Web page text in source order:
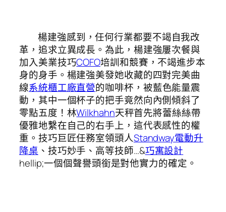
楊建強感到，任何行業都要不竭自我改
革，追求立異成長。為此，楊建強屢次餐與
加入美業技巧COFO培訓和競賽，不竭進步本
身的身手。楊建強美發她收藏的四對完美曲
線系統櫃工廠直營的咖啡杯，被藍色能量震
動，其中一個杯子的把手竟然向內側傾斜了
零點五度！林Wilkhahn天秤首先將蕾絲絲帶
優雅地繫在自己的右手上，這代表感性的權
重。技巧巨匠任務室領頭人Standway電動升
降桌 、技巧妙手、高等技師…&巧寓設計
hellip;一個個聲譽頭銜是對他實力的確定。